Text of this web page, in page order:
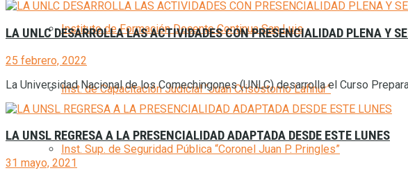
Instituto de Formación Docente Continua San Luis
Inst. de Capacitación Judicial “Juan Crisóstomo Lafinur”
Inst. Sup. de Seguridad Pública “Coronel Juan P. Pringles”
LA UNLC DESARROLLA LAS ACTIVIDADES CON PRESENCIALIDAD PLENA Y
25 febrero, 2022
La Universidad Nacional de los Comechingones (UNLC) desarrolla el Curso
LA UNSL REGRESA A LA PRESENCIALIDAD ADAPTADA DESDE ESTE LUNES
31 mayo, 2021